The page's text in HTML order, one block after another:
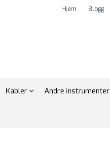
Hjem Blogg
Kabler Andre instrumenter